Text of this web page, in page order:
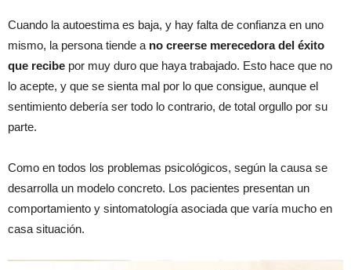
Cuando la autoestima es baja, y hay falta de confianza en uno
mismo, la persona tiende a no creerse merecedora del éxito
que recibe por muy duro que haya trabajado. Esto hace que no
lo acepte, y que se sienta mal por lo que consigue, aunque el
sentimiento debería ser todo lo contrario, de total orgullo por su
parte.
Como en todos los problemas psicológicos, según la causa se
desarrolla un modelo concreto. Los pacientes presentan un
comportamiento y sintomatología asociada que varía mucho en
casa situación.